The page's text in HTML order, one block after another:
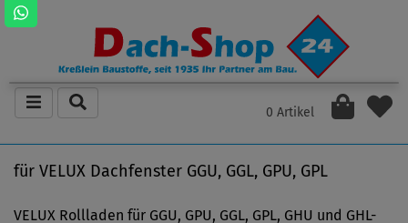
0 Artikel
für VELUX Dachfenster GGU, GGL, GPU, GPL
VELUX Rollladen für GGU, GPU, GGL, GPL, GHU und GHL-